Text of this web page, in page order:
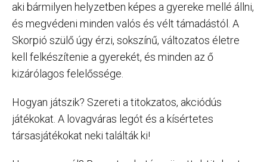
aki bármilyen helyzetben képes a gyereke mellé állni,
és megvédeni minden valós és vélt támadástól. A
Skorpió szülő úgy érzi, sokszínű, változatos életre
kell felkészítenie a gyerekét, és minden az ő
kizárólagos felelőssége.
Hogyan játszik? Szereti a titokzatos, akciódús
játékokat. A lovagváras legót és a kísértetes
társasjátékokat neki találták ki!